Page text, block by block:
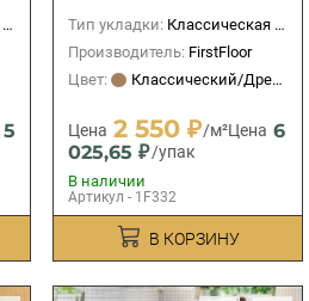
5
Тип укладки: Классическая (прямая)
Производитель: FirstFloor
Цвет:
Классический/Древесный
Цена 2 550 ₽/м²Цена 6
025,65 ₽/упак
В наличии
Артикул - 1F332
В КОРЗИНУ